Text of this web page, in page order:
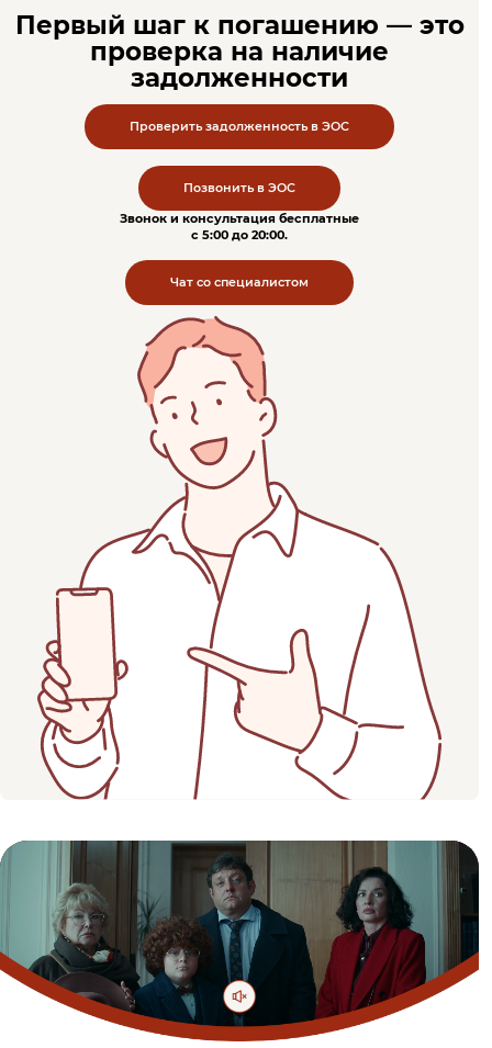
Первый шаг к погашению — это
проверка на наличие
задолженности
Проверить задолженность в ЭОС
Позвонить в ЭОС
Звонок и консультация бесплатные
c 5:00 до 20:00.
Чат со специалистом